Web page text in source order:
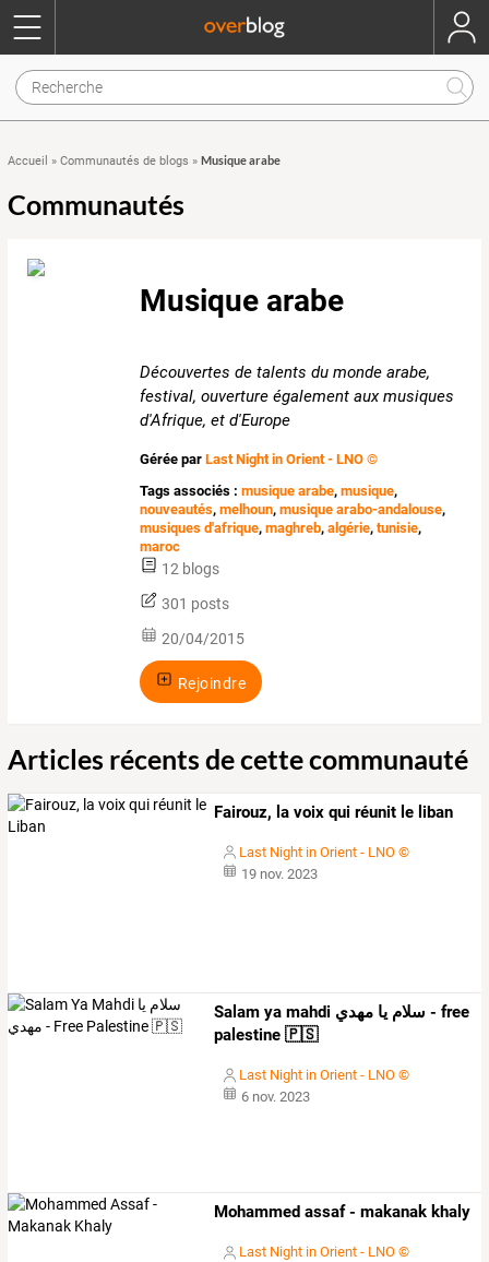
Accueil » Communautés de blogs » Musique arabe
Communautés
Musique arabe
Découvertes de talents du monde arabe,
festival, ouverture également aux musiques
d'Afrique, et d'Europe
Gérée parLast Night in Orient - LNO ©
Tags associés : musique arabe,musique,
nouveautés,melhoun,musique arabo-andalouse,
musiques d'afrique,maghreb,algérie,tunisie,
maroc
12 blogs
301 posts
20/04/2015
Rejoindre
Articles récents de cette communauté
Fairouz, la voix qui réunit le liban
Last Night in Orient - LNO ©
19 nov. 2023
Salam ya mahdi سلام يا مهدي - free
palestine 🇵🇸
Last Night in Orient - LNO ©
6 nov. 2023
Mohammed assaf - makanak khaly
Last Night in Orient - LNO ©